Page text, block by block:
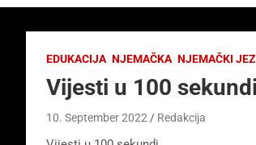
EDUKACIJA NJEMAČKA NJEMAČKI
Vijesti u 100 sekundi
10. September 2022 Redakcija